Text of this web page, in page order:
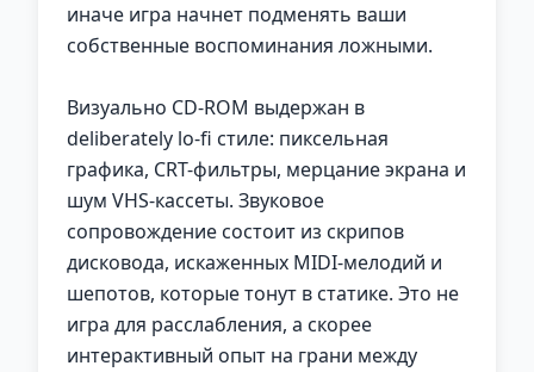
иначе игра начнет подменять ваши
собственные воспоминания ложными.
Визуально CD-ROM выдержан в
deliberately lo-fi стиле: пиксельная
графика, CRT-фильтры, мерцание экрана и
шум VHS-кассеты. Звуковое
сопровождение состоит из скрипов
дисковода, искаженных MIDI-мелодий и
шепотов, которые тонут в статике. Это не
игра для расслабления, а скорее
интерактивный опыт на грани между